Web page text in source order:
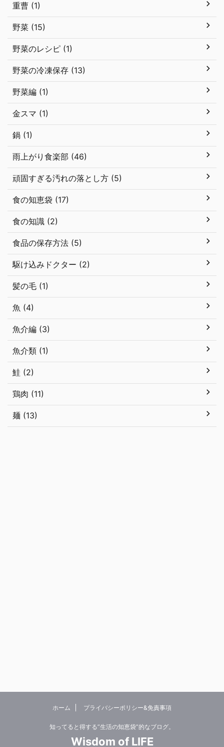
重曹 (1)
野菜 (15)
野菜のレシピ (1)
野菜の冷凍保存 (13)
野菜編 (1)
金スマ (1)
鍋 (1)
雨上がり食楽部 (46)
頑固すぎる汚れの落とし方 (5)
食の知恵袋 (17)
食の知識 (2)
食品の保存方法 (5)
駆け込みドクター (2)
髪の毛 (1)
魚 (4)
魚介編 (3)
魚介類 (1)
鮭 (2)
鶏肉 (11)
麺 (13)
ホーム プライバシーポリシー&免責事項
知ってると得する”生活の知恵袋”的なブログ。
Wisdom of LIFE